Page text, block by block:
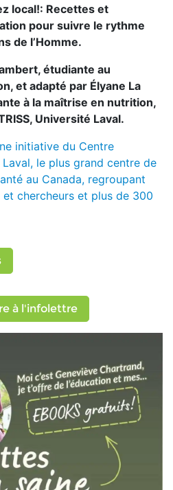
local!: Recettes et
pour suivre le rythme
de l’Homme.
étudiante au
et adapté par Élyane La
à la maîtrise en nutrition,
Université Laval.
initiative du Centre
Laval, le plus grand centre de
au Canada, regroupant
chercheurs et plus de 300
à l'infolettre